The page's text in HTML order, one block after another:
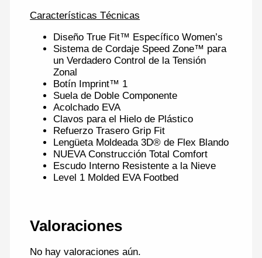
Características Técnicas
Diseño True Fit™ Específico Women’s
Sistema de Cordaje Speed Zone™ para
un Verdadero Control de la Tensión
Zonal
Botín Imprint™ 1
Suela de Doble Componente
Acolchado EVA
Clavos para el Hielo de Plástico
Refuerzo Trasero Grip Fit
Lengüeta Moldeada 3D® de Flex Blando
NUEVA Construcción Total Comfort
Escudo Interno Resistente a la Nieve
Level 1 Molded EVA Footbed
Valoraciones
No hay valoraciones aún.